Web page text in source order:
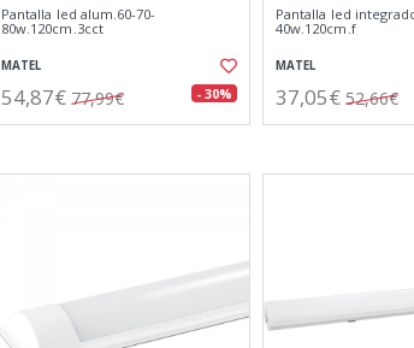
Pantalla led alum.60-70-
80w.120cm.3cct
MATEL
54,87€ 77,99€ - 30%
Pantalla led
40w.120cm.f
MATEL
37,05€ 52,66€